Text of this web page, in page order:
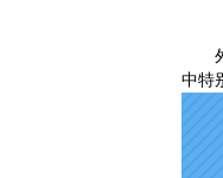
外
中特